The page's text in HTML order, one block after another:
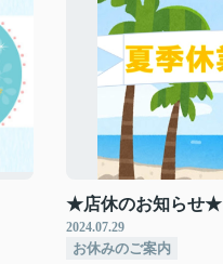
★店休のお知らせ★
2024.07.29
お休みのご案内